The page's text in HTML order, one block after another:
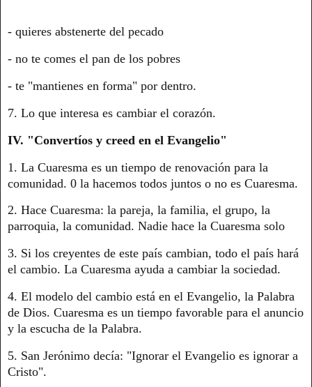
- quieres abstenerte del pecado
- no te comes el pan de los pobres
- te "mantienes en forma" por dentro.
7. Lo que interesa es cambiar el corazón.
IV. "Convertíos y creed en el Evangelio"
1. La Cuaresma es un tiempo de renovación para la
comunidad. 0 la hacemos todos juntos o no es Cuaresma.
2. Hace Cuaresma: la pareja, la familia, el grupo, la
parroquia, la comunidad. Nadie hace la Cuaresma solo
3. Si los creyentes de este país cambian, todo el país hará
el cambio. La Cuaresma ayuda a cambiar la sociedad.
4. El modelo del cambio está en el Evangelio, la Palabra
de Dios. Cuaresma es un tiempo favorable para el anuncio
y la escucha de la Palabra.
5. San Jerónimo decía: "Ignorar el Evangelio es ignorar a
Cristo".